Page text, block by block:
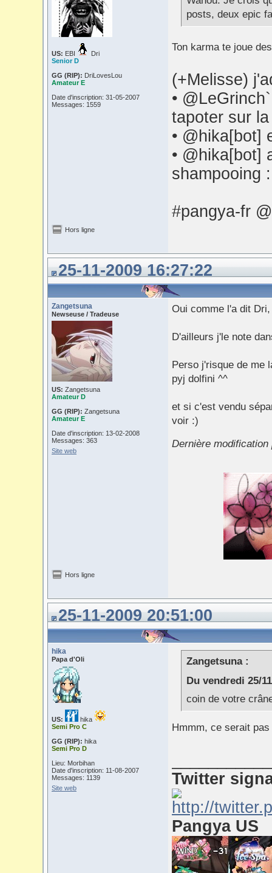
US: EBI
Dri
Senior D
GG (RIP): DriLovesLou
Amateur E
Date d'inscription: 31-05-2007
Messages: 1559
posts, deux epic
Ton karma te joue
(+Melisse)
•
tapoter sur
• @hika[bot]
• @hika[bot]
shampooing
#pangya-fr
Hors ligne
25-11-2009 16:27:22
Zangetsuna
Newseuse / Tradeuse
US: Zangetsuna
Amateur D
GG (RIP): Zangetsuna
Amateur E
Date d'inscription: 13-02-2008
Messages: 363
Site web
Oui comme l'a dit
D'ailleurs j'le note
Perso j'risque de me
pyj dolfini ^^
et si c'est vendu
voir :)
Dernière modification
Hors ligne
25-11-2009 20:51:00
hika
Papa d'Oli
US:
hika
Semi Pro C
GG (RIP): hika
Semi Pro D
Lieu: Morbihan
Date d'inscription: 11-08-2007
Messages: 1139
Site web
Zangetsuna :
Du vendredi 25/
coin de votre
Hmmm, ce serait
Twitter
Pangya US